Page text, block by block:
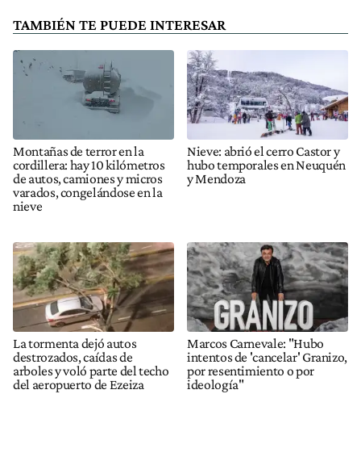
TAMBIÉN TE PUEDE INTERESAR
Montañas de terror en la
cordillera: hay 10 kilómetros
de autos, camiones y micros
varados, congelándose en la
nieve
Nieve: abrió el cerro Castor y
hubo temporales en Neuquén
y Mendoza
La tormenta dejó autos
destrozados, caídas de
arboles y voló parte del techo
del aeropuerto de Ezeiza
Marcos Carnevale: "Hubo
intentos de 'cancelar' Granizo,
por resentimiento o por
ideología"